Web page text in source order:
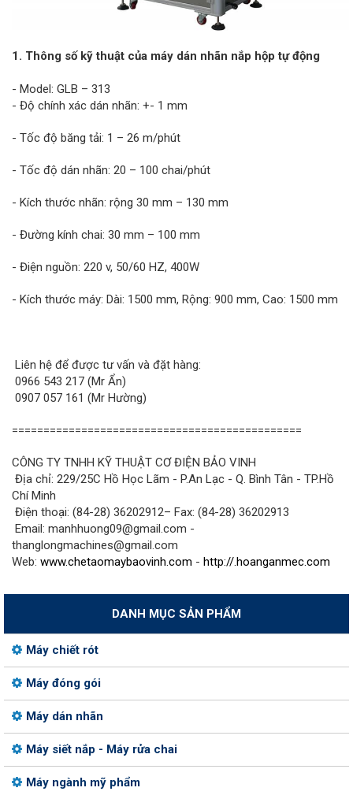
1. Thông số kỹ thuật của máy dán nhãn nắp hộp tự động
- Model: GLB – 313
- Độ chính xác dán nhãn: +- 1 mm
- Tốc độ băng tải: 1 – 26 m/phút
- Tốc độ dán nhãn: 20 – 100 chai/phút
- Kích thước nhãn: rộng 30 mm – 130 mm
- Đường kính chai: 30 mm – 100 mm
- Điện nguồn: 220 v, 50/60 HZ, 400W
- Kích thước máy: Dài: 1500 mm, Rộng: 900 mm, Cao: 1500 mm
Liên hệ để được tư vấn và đặt hàng:
0966 543 217 (Mr Ẩn)
0907 057 161 (Mr Hường)
==============================================
CÔNG TY TNHH KỸ THUẬT CƠ ĐIỆN BẢO VINH
Địa chỉ: 229/25C Hồ Học Lãm - P.An Lạc - Q. Bình Tân - TP.Hồ
Chí Minh
Điện thoại: (84-28) 36202912– Fax: (84-28) 36202913
Email: manhhuong09@gmail.com -
thanglongmachines@gmail.com
Web: www.chetaomaybaovinh.com - http://.hoanganmec.com
DANH MỤC SẢN PHẨM
Máy chiết rót
Máy đóng gói
Máy dán nhãn
Máy siết nắp - Máy rửa chai
Máy ngành mỹ phẩm